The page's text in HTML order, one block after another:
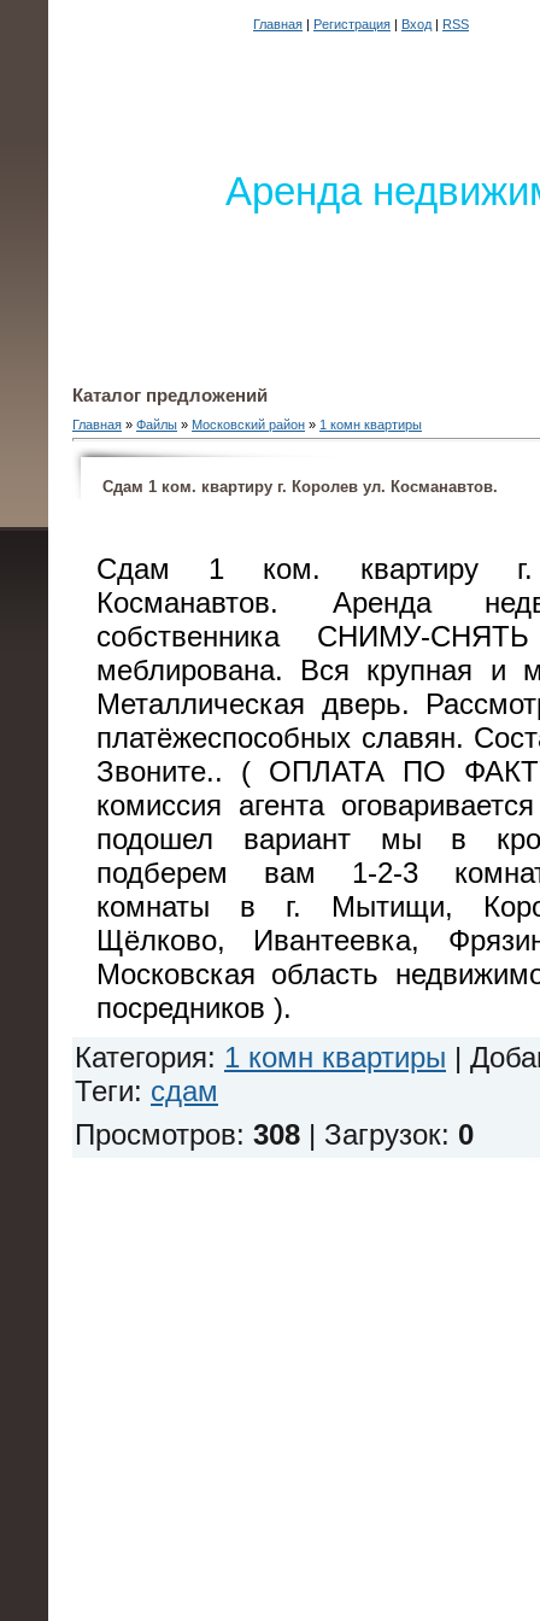
Главная | Регистрация | Вход | RSS
Аренда
Каталог предложений
Главная » Файлы » Московский район » 1 комн квартиры
Сдам 1 ком. квартиру г. Королев ул. Косманавтов.
Сдам 1 ком. квартиру
Косманавтов. Аренда
собственника СНИМУ-
меблирована. Вся крупная и
Металлическая дверь.
платёжеспособных славян.
Звоните.. ( ОПЛАТА ПО
комиссия агента
подошел вариант мы в
подберем вам 1-2-3
комнаты в г. Мытищи,
Щёлково, Ивантеевка,
Московская область
посредников ).
Категория: 1 комн квартиры |
Теги: сдам
Просмотров: 308 | Загрузок: 0